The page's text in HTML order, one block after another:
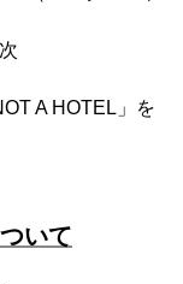
A HOTEL」を
いて